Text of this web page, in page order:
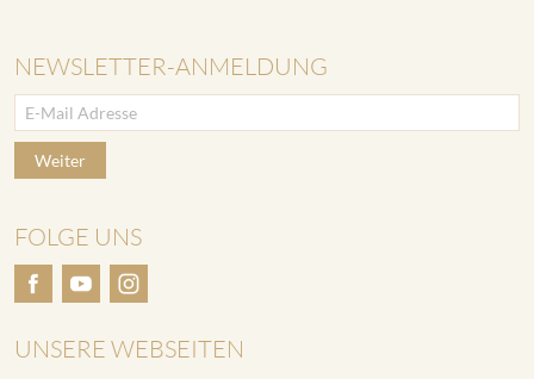
NEWSLETTER-ANMELDUNG
Weiter
FOLGE UNS
UNSERE WEBSEITEN